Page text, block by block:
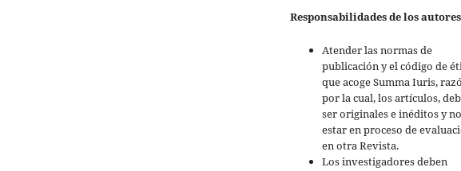
Responsabilidades de los
Atender las normas de
publicación y el código de
que acoge Summa Iuris,
por la cual, los artículos,
ser originales e inéditos y no
estar en proceso de
en otra Revista.
Los investigadores deben